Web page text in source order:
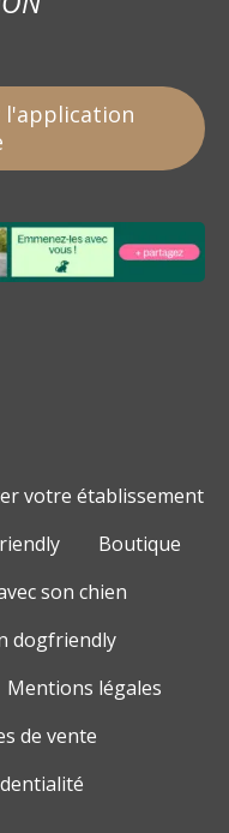
l'application
votre établissement
Boutique
son chien
dogfriendly
Mentions légales
de vente